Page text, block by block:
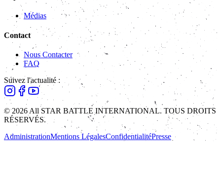
Médias
Contact
Nous Contacter
FAQ
Suivez l'actualité :
© 2026 All STAR BATTLE INTERNATIONAL. TOUS DROITS
RÉSERVÉS.
AdministrationMentions LégalesConfidentialitéPresse